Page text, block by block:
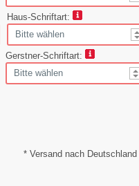
Haus-Schriftart:
Gerstner-Schriftart:
* Versand nach